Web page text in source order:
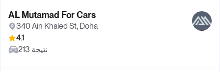
AL Mutamad For Cars
340 Ain Khaled St, Doha
4.1
213 نتيجة